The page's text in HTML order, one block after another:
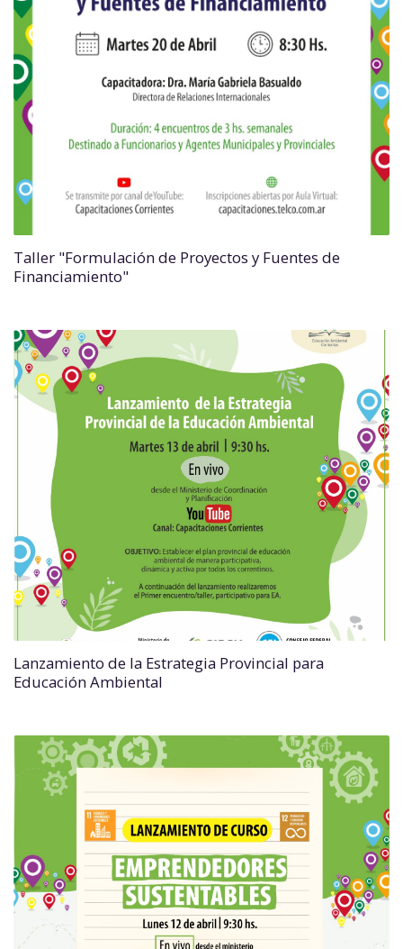
Taller "Formulación de Proyectos y Fuentes de
Financiamiento"
Lanzamiento de la Estrategia Provincial para
Educación Ambiental